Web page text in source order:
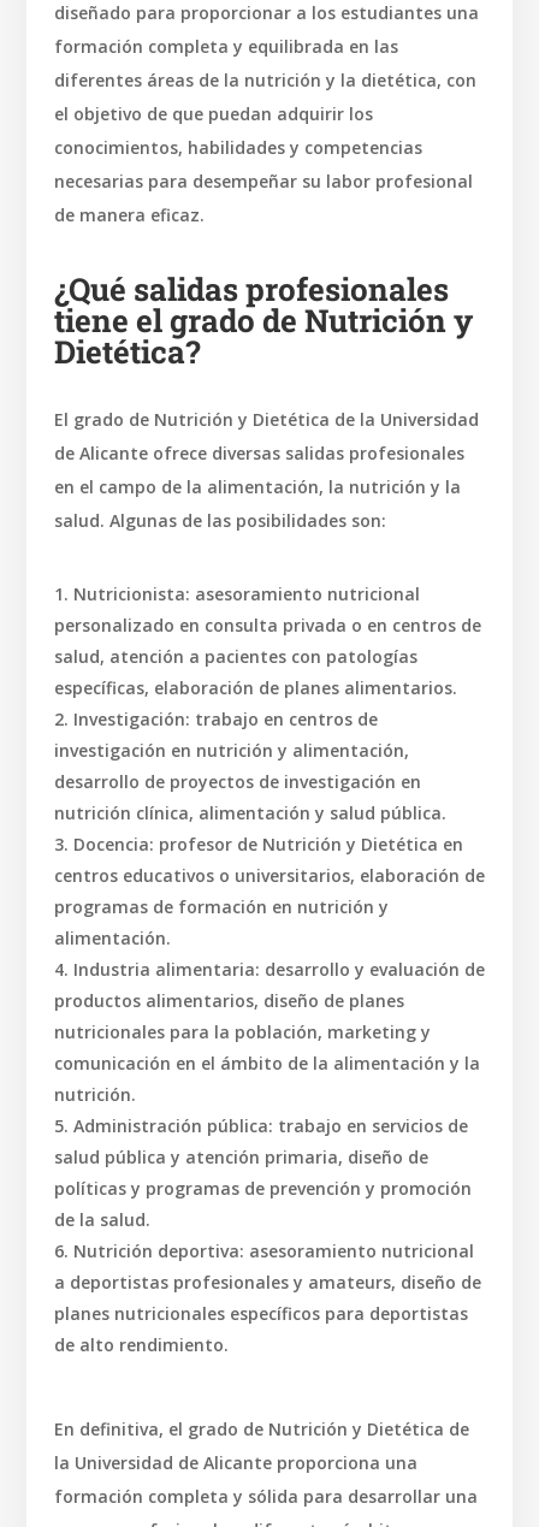
diseñado para proporcionar a los estudiantes una
formación completa y equilibrada en las
diferentes áreas de la nutrición y la dietética, con
el objetivo de que puedan adquirir los
conocimientos, habilidades y competencias
necesarias para desempeñar su labor profesional
de manera eficaz.
¿Qué salidas profesionales
tiene el grado de Nutrición y
Dietética?
El grado de Nutrición y Dietética de la Universidad
de Alicante ofrece diversas salidas profesionales
en el campo de la alimentación, la nutrición y la
salud. Algunas de las posibilidades son:
Nutricionista: asesoramiento nutricional
personalizado en consulta privada o en centros de
salud, atención a pacientes con patologías
específicas, elaboración de planes alimentarios.
Investigación: trabajo en centros de
investigación en nutrición y alimentación,
desarrollo de proyectos de investigación en
nutrición clínica, alimentación y salud pública.
Docencia: profesor de Nutrición y Dietética en
centros educativos o universitarios, elaboración de
programas de formación en nutrición y
alimentación.
Industria alimentaria: desarrollo y evaluación de
productos alimentarios, diseño de planes
nutricionales para la población, marketing y
comunicación en el ámbito de la alimentación y la
nutrición.
Administración pública: trabajo en servicios de
salud pública y atención primaria, diseño de
políticas y programas de prevención y promoción
de la salud.
Nutrición deportiva: asesoramiento nutricional
a deportistas profesionales y amateurs, diseño de
planes nutricionales específicos para deportistas
de alto rendimiento.
En definitiva, el grado de Nutrición y Dietética de
la Universidad de Alicante proporciona una
formación completa y sólida para desarrollar una